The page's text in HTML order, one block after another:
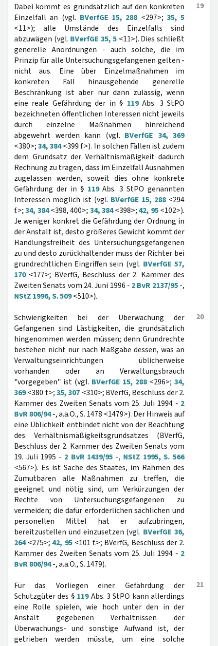
19
Dabei kommt es grundsätzlich auf den konkreten
Einzelfall an (vgl. BVerfGE 15, 288 <297>; 35, 5
<11>); alle Umstände des Einzelfalls sind
abzuwägen (vgl. BVerfGE 35, 5<11>). Dies schließt
generelle Anordnungen - auch solche, die im
Prinzip für alle Untersuchungsgefangenen gelten -
nicht aus. Eine über Einzelmaßnahmen im
konkreten Fall hinausgehende generelle
Beschränkung ist aber nur dann zulässig, wenn
eine reale Gefährdung der in § 119Abs. 3 StPO
bezeichneten öffentlichen Interessen nicht jeweils
durch einzelne Maßnahmen hinreichend
abgewehrt werden kann (vgl. BVerfGE 34, 369
<380>;34, 384<399 f.>). In solchen Fällen ist zudem
dem Grundsatz der Verhältnismäßigkeit dadurch
Rechnung zu tragen, dass im Einzelfall Ausnahmen
zugelassen werden, soweit dies ohne konkrete
Gefährdung der in § 119Abs. 3 StPO genannten
Interessen möglich ist (vgl. BVerfGE 15, 288 <294
f.>;34, 384<398, 400>; 34, 384<398>;42, 95<102>).
Je weniger konkret die Gefährdung der Ordnung in
der Anstalt ist, desto größeres Gewicht kommt der
Handlungsfreiheit des Untersuchungsgefangenen
zu und desto zurückhaltender muss der Richter bei
grundrechtlichen Eingriffen sein (vgl. BVerfGE 57,
170<177>; BVerfG, Beschluss der 2. Kammer des
Zweiten Senats vom 24. Juni 1996 - 2 BvR 2137/95-,
NStZ 1996, S. 509<510>).
20
Schwierigkeiten bei der Überwachung der
Gefangenen sind Lästigkeiten, die grundsätzlich
hingenommen werden müssen; denn Grundrechte
bestehen nicht nur nach Maßgabe dessen, was an
Verwaltungseinrichtungen üblicherweise
vorhanden oder an Verwaltungsbrauch
"vorgegeben" ist (vgl. BVerfGE 15, 288 <296>; 34,
369<380 f.>;35, 307 <310>; BVerfG, Beschluss der 2.
Kammer des Zweiten Senats vom 25. Juli 1994 - 2
BvR 806/94-, a.a.O., S. 1478 <1479>). Der Hinweis auf
eine Üblichkeit entbindet nicht von der Beachtung
des Verhältnismäßigkeitsgrundsatzes (BVerfG,
Beschluss der 2. Kammer des Zweiten Senats vom
19. Juli 1995 - 2 BvR 1439/95 -, NStZ 1995, S. 566
<567>). Es ist Sache des Staates, im Rahmen des
Zumutbaren alle Maßnahmen zu treffen, die
geeignet und nötig sind, um Verkürzungen der
Rechte von Untersuchungsgefangenen zu
vermeiden; die dafür erforderlichen sächlichen und
personellen Mittel hat er aufzubringen,
bereitzustellen und einzusetzen (vgl. BVerfGE 36,
264<275>;42, 95<101 f.>; BVerfG, Beschluss der 2.
Kammer des Zweiten Senats vom 25. Juli 1994 - 2
BvR 806/94-, a.a.O., S. 1479).
21
Für das Vorliegen einer Gefährdung der
Schutzgüter des § 119Abs. 3 StPO kann allerdings
eine Rolle spielen, wie hoch unter den in der
Anstalt gegebenen Verhältnissen der
Überwachungs- und sonstige Aufwand ist, der
getrieben werden müsste, um eine solche